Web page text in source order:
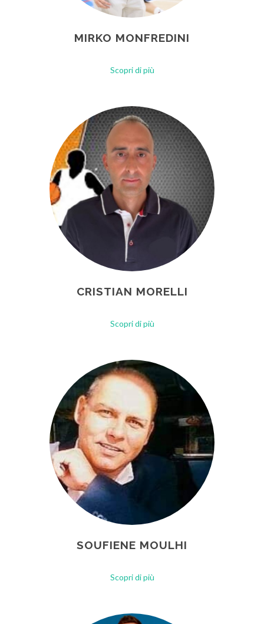
MIRKO MONFREDINI
Scopri di più
CRISTIAN MORELLI
Scopri di più
SOUFIENE MOULHI
Scopri di più